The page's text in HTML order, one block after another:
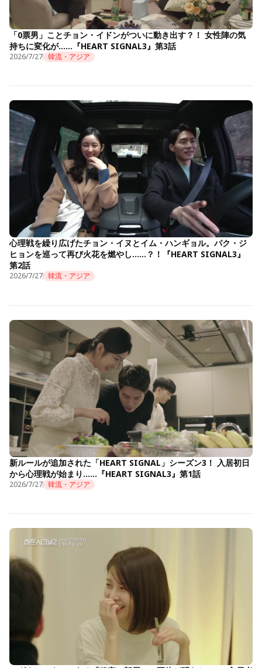
「0票男」ことチョン・イドンがついに動き出す？！ 女性陣の気
持ちに変化が……『HEART SIGNAL3』第3話
2026/7/27 韓流・アジア
心理戦を繰り広げたチョン・イヌとイム・ハンギョル。パク・ジ
ヒョンを巡って再び火花を燃やし……？！『HEART SIGNAL3』
第2話
2026/7/27 韓流・アジア
新ルールが追加された「HEART SIGNAL」シーズン3！ 入居初日
から心理戦が始まり……『HEART SIGNAL3』第1話
2026/7/27 韓流・アジア